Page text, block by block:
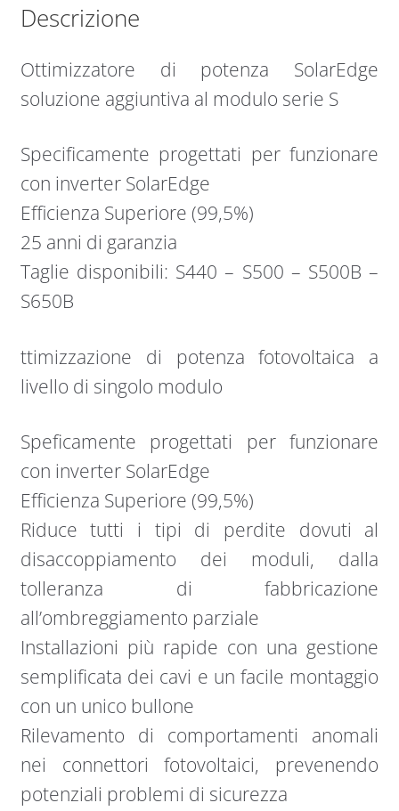
Descrizione
Ottimizzatore di potenza SolarEdge
soluzione aggiuntiva al modulo serie S
Specificamente progettati per funzionare
con inverter SolarEdge
Efficienza Superiore (99,5%)
25 anni di garanzia
Taglie disponibili: S440 – S500 – S500B –
S650B
ttimizzazione di potenza fotovoltaica a
livello di singolo modulo
Speficamente progettati per funzionare
con inverter SolarEdge
Efficienza Superiore (99,5%)
Riduce tutti i tipi di perdite dovuti al
disaccoppiamento dei moduli, dalla
tolleranza di fabbricazione
all’ombreggiamento parziale
Installazioni più rapide con una gestione
semplificata dei cavi e un facile montaggio
con un unico bullone
Rilevamento di comportamenti anomali
nei connettori fotovoltaici, prevenendo
potenziali problemi di sicurezza